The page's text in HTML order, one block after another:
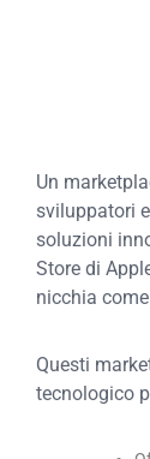
Un
sviluppatori
soluzioni
Store di
nicchia
Questi
tecnologico